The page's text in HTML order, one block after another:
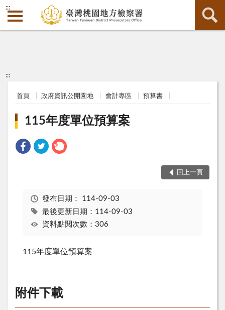
:::
:::
首頁 政府資訊公開園地 會計專區 預算書
115年度單位預算案
回上一頁
發布日期： 114-09-03
最後更新日期：114-09-03
資料點閱次數：306
115年度單位預算案
附件下載